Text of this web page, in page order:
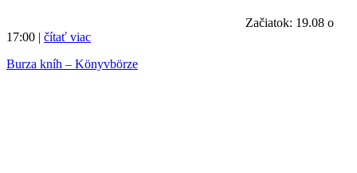
Začiatok: 19.08 o
17:00 | čítať viac
Burza kníh – Könyvbörze